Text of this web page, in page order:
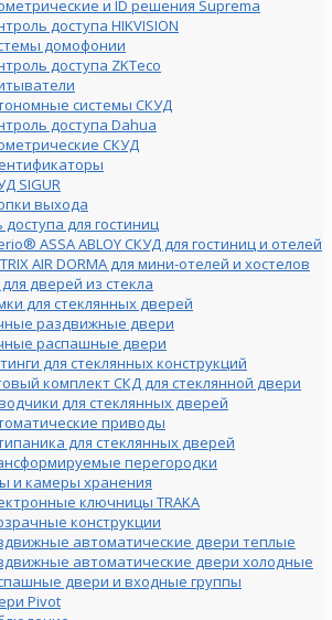
и ID решения Suprema
доступа HIKVISION
домофонии
доступа ZKTeco
системы СКУД
доступа Dahua
СКУД
SIGUR
выхода
для гостиниц
ASSA ABLOY СКУД для гостиниц и отелей
AIR DORMA для мини-отелей и хостелов
дверей из стекла
для стеклянных дверей
раздвижные двери
распашные двери
для стеклянных конструкций
комплект СКД для стеклянной двери
для стеклянных дверей
приводы
для стеклянных дверей
перегородки
и камеры хранения
ключницы TRAKA
конструкции
автоматические двери теплые
автоматические двери холодные
двери и входные группы
Pivot